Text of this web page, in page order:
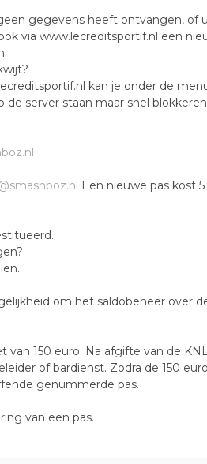
gegevens heeft ontvangen, of
via www.lecreditsportif.nl een
kan je onder de
server staan maar snel
Een nieuwe pas kost
om het saldobeheer over
150 euro. Na afgifte van de
of bardienst. Zodra de 150
genummerde pas.
van een pas.